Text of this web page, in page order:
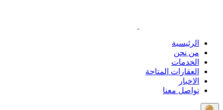
الرئيسية
من نحن
الخدمات
العقارات المتاحة
الاخبار
تواصل معنا